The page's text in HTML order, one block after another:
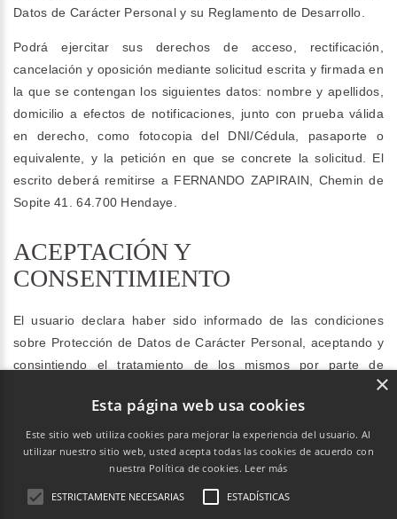
Datos de Carácter Personal y su Reglamento de Desarrollo.
Podrá ejercitar sus derechos de acceso, rectificación,
cancelación y oposición mediante solicitud escrita y firmada en
la que se contengan los siguientes datos: nombre y apellidos,
domicilio a efectos de notificaciones, junto con prueba válida
en derecho, como fotocopia del DNI/Cédula, pasaporte o
equivalente, y la petición en que se concrete la solicitud. El
escrito deberá remitirse a FERNANDO ZAPIRAIN, Chemin de
Sopite 41. 64.700 Hendaye.
ACEPTACIÓN Y
CONSENTIMIENTO
El usuario declara haber sido informado de las condiciones
sobre Protección de Datos de Carácter Personal, aceptando y
consintiendo el tratamiento de los mismos por parte de
zapirainmakila.com y para las finalidades indicadas en la
presente Política de Privacidad.
Chemin de Sopite 41. 64.700 Hendaye
info@zapirainmakila.com
Esta página web usa cookies
Este sitio web utiliza cookies para mejorar la experiencia del usuario. Al
utilizar nuestro sitio web, usted acepta todas las cookies de acuerdo con
nuestra Política de cookies. Leer más
ESTRICTAMENTE NECESARIAS ESTADÍSTICAS
×